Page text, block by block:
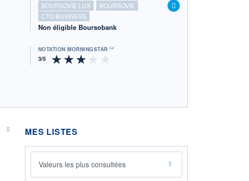
BOURSOVIE LUX
BOURSOVIE
CTO BUSINESS
Non éligible Boursobank
NOTATION MORNINGSTAR ⁽¹⁾
MES LISTES
Valeurs les plus consultées